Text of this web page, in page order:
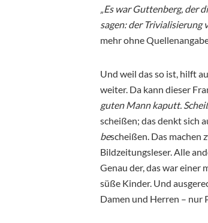
„Es war Guttenberg, der
sagen: der Trivialisierung
mehr ohne
Und weil das so ist, hilft
weiter. Da kann dieser
guten Mann kaputt.
scheißen; das denkt sich
bescheißen. Das machen
Bildzeitungsleser. Alle
Genau der, das war einer
süße Kinder. Und
Damen und Herren – nur